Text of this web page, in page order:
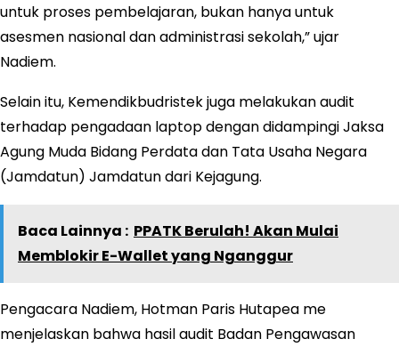
untuk proses pembelajaran, bukan hanya untuk
asesmen nasional dan administrasi sekolah,” ujar
Nadiem.
Selain itu, Kemendikbudristek juga melakukan audit
terhadap pengadaan laptop dengan didampingi Jaksa
Agung Muda Bidang Perdata dan Tata Usaha Negara
(Jamdatun) Jamdatun dari Kejagung.
Baca Lainnya : PPATK Berulah! Akan Mulai
Memblokir E-Wallet yang Nganggur
Pengacara Nadiem, Hotman Paris Hutapea me
menjelaskan bahwa hasil audit Badan Pengawasan